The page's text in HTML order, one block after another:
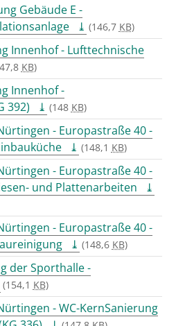
Gebäude E -
(146,7 KB)
Innenhof - Lufttechnische
KB)
Innenhof -
392)
(148 KB)
- Europastraße 40 -
(148,1 KB)
- Europastraße 40 -
und Plattenarbeiten
- Europastraße 40 -
(148,6 KB)
der Sporthalle -
(154,1 KB)
- WC-KernSanierung